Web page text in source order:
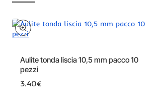
Aulite tonda liscia 10,5 mm pacco 10
pezzi
3.40€